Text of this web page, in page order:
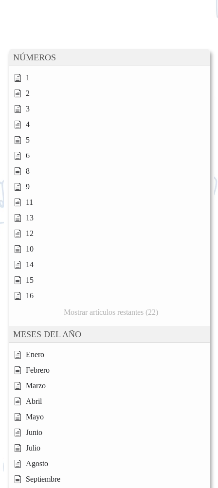
NÚMEROS
1
2
3
4
5
6
8
9
11
13
12
10
14
15
16
Mostrar artículos restantes (22)
MESES DEL AÑO
Enero
Febrero
Marzo
Abril
Mayo
Junio
Julio
Agosto
Septiembre